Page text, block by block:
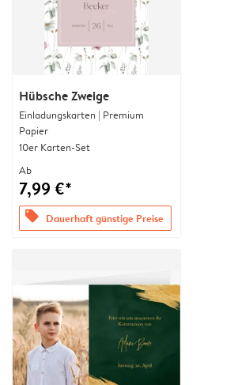
Hübsche Zweige
Einladungskarten | Premium
Papier
10er Karten-Set
Ab
7,99 €*
offers Dauerhaft günstige Preise